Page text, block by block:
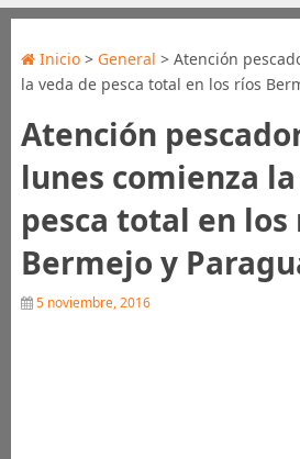
Inicio> General > Atención
la veda de pesca total en los ríos
Atención
lunes comienza
pesca total en los
Bermejo y
5 noviembre, 2016